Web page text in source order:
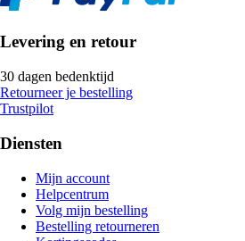
Levering en retour
30 dagen bedenktijd
Retourneer je bestelling
Trustpilot
Diensten
Mijn account
Helpcentrum
Volg mijn bestelling
Bestelling retourneren